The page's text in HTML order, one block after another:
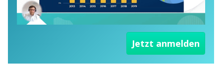
Jetzt anmelden